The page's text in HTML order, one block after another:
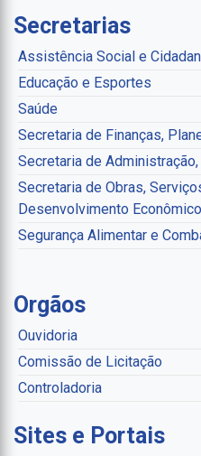
Secretarias
Assistência Social e
Educação e Esportes
Saúde
Secretaria de Finanças,
Secretaria de
Secretaria de Obras,
Desenvolvimento Econômico
Segurança Alimentar e
Orgãos
Ouvidoria
Comissão de Licitação
Controladoria
Sites e Portais